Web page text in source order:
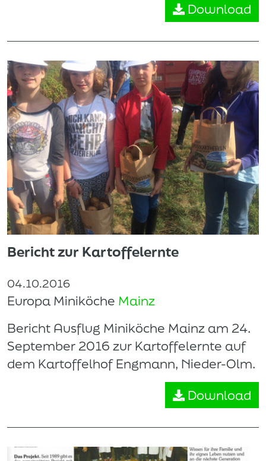
Download
Bericht zur Kartoffelernte
04.10.2016
Europa Miniköche Mainz
Bericht Ausflug Miniköche Mainz am 24.
September 2016 zur Kartoffelernte auf
dem Kartoffelhof Engmann, Nieder-Olm.
Download